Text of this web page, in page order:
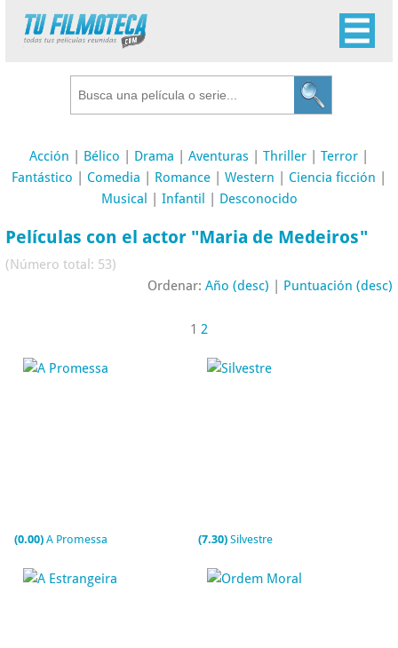
Acción Bélico Drama Aventuras Thriller Terror
Fantástico
Comedia Romance Western Ciencia ficción
Musical
Infantil Desconocido
Películas con el actor "Maria de Medeiros"
(Número total: 53)
Ordenar: Año (desc) Puntuación (desc)
1 2
(0.00) A Promessa (7.30)Silvestre